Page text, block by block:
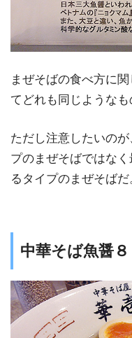
まぜそばの食べ方に
てどれも同じようなも
ただし注意したいの
プのまぜそばではな
るタイプのまぜそばだ
中華そば魚醤８